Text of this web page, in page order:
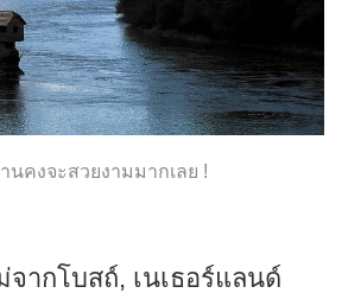
คงจะสวยงามมากเลย !
ากโบสถ์, เนเธอร์แลนด์